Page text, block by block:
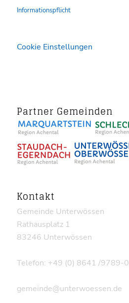
Informationspflicht
Cookie Einstellungen
Partner Gemeinden
Kontakt
Gemeinde Unterwössen
Rathausplatz 1
83246 Unterwössen
Telefon: +49 (0) 8641 /9789-0
gemeinde@unterwoessen.de